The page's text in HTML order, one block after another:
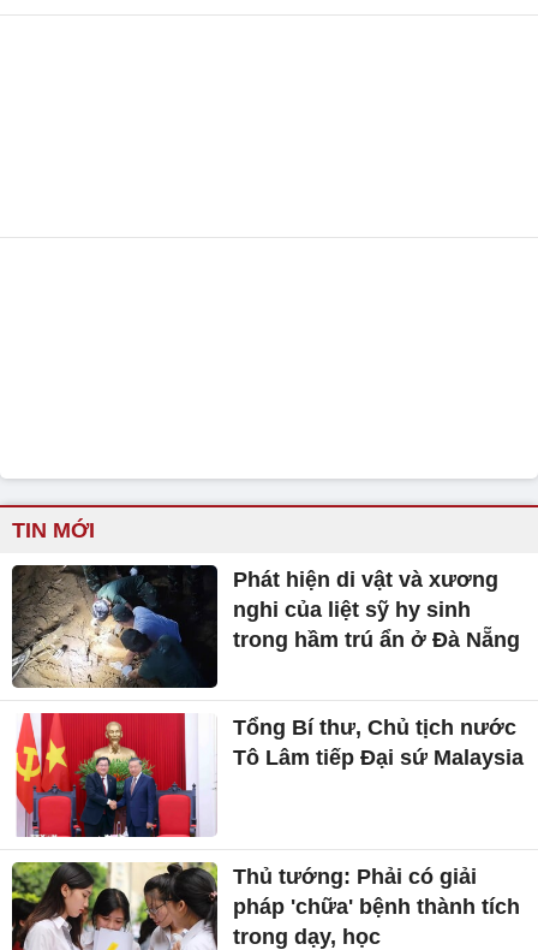
TIN MỚI
Phát hiện di vật và xương
nghi của liệt sỹ hy sinh
trong hầm trú ẩn ở Đà Nẵng
Tổng Bí thư, Chủ tịch nước
Tô Lâm tiếp Đại sứ Malaysia
Thủ tướng: Phải có giải
pháp 'chữa' bệnh thành tích
trong dạy, học